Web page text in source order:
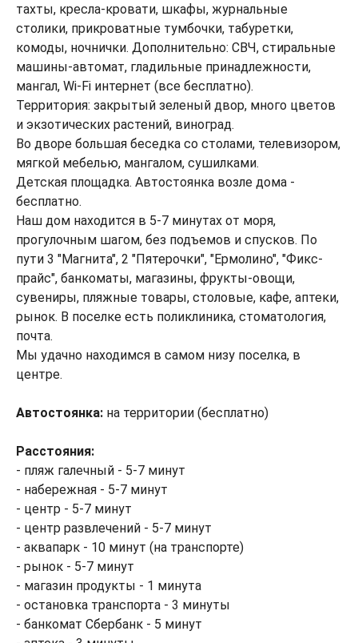
тахты, кресла-кровати, шкафы, журнальные
столики, прикроватные тумбочки, табуретки,
комоды, ночнички. Дополнительно: СВЧ, стиральные
машины-автомат, гладильные принадлежности,
мангал, Wi-Fi интернет (все бесплатно).
Территория: закрытый зеленый двор, много цветов
и экзотических растений, виноград.
Во дворе большая беседка со столами, телевизором,
мягкой мебелью, мангалом, сушилками.
Детская площадка. Автостоянка возле дома -
бесплатно.
Наш дом находится в 5-7 минутах от моря,
прогулочным шагом, без подъемов и спусков. По
пути 3 "Магнита", 2 "Пятерочки", "Ермолино", "Фикс-
прайс", банкоматы, магазины, фрукты-овощи,
сувениры, пляжные товары, столовые, кафе, аптеки,
рынок. В поселке есть поликлиника, стоматология,
почта.
Мы удачно находимся в самом низу поселка, в
центре.
Автостоянка: на территории (бесплатно)
Расстояния:
- пляж галечный - 5-7 минут
- набережная - 5-7 минут
- центр - 5-7 минут
- центр развлечений - 5-7 минут
- аквапарк - 10 минут (на транспорте)
- рынок - 5-7 минут
- магазин продукты - 1 минута
- остановка транспорта - 3 минуты
- банкомат Сбербанк - 5 минут